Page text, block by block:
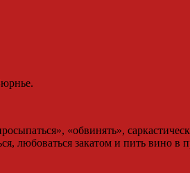
«обвинять»,
любоваться закатом и пить вино